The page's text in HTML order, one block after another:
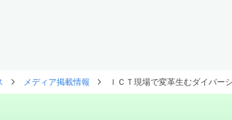
メディア掲載情報 ＩＣＴ現場で変革生むダイバー